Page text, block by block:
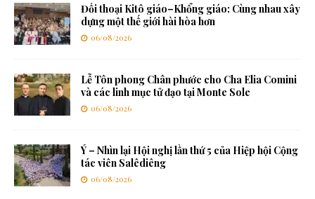
Đối thoại Kitô giáo–Khổng giáo: Cùng nhau xây
dựng một thế giới hài hòa hơn
06/08/2026
Lễ Tôn phong Chân phước cho Cha Elia Comini
và các linh mục tử đạo tại Monte Sole
06/08/2026
Ý – Nhìn lại Hội nghị lần thứ 5 của Hiệp hội Cộng
tác viên Salêdiêng
06/08/2026